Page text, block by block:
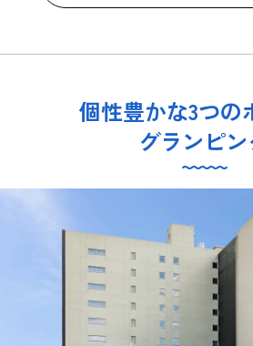
個性豊かな3つの
グランピ